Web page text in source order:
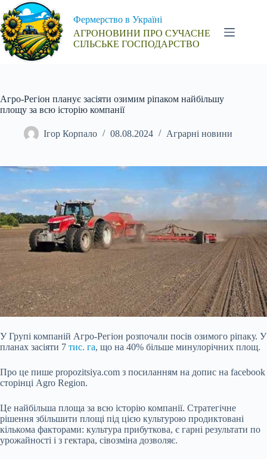
Перейти
до
вмісту
Фермерство в Україні
АГРОНОВИНИ ПРО СУЧАСНЕ
СІЛЬСЬКЕ ГОСПОДАРСТВО
Агро-Регіон планує засіяти озимим ріпаком найбільшу
площу за всю історію компанії
Ігор Корпало 08.08.2024 Аграрні новини
У Групі компаній Агро-Регіон розпочали посів озимого ріпаку. У
планах засіяти 7 тис. га, що на 40% більше минулорічних площ.
Про це пише propozitsiya.com з посиланням на допис на facebook
сторінці Agro Region.
Це найбільша площа за всю історію компанії. Стратегічне
рішення збільшити площі під цією культурою продиктовані
кількома факторами: культура прибуткова, є гарні результати по
урожайності і з гектара, сівозміна дозволяє.